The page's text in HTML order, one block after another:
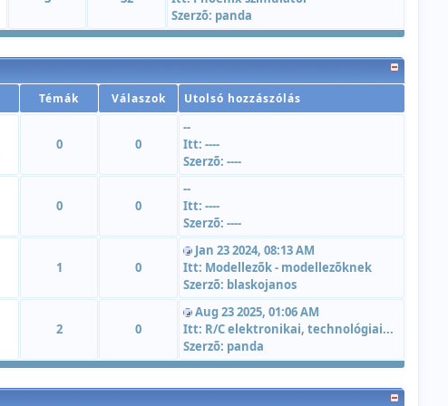
Szerzõ: panda
Témák Válaszok Utolsó hozzászólás
0 0
--
Itt: ----
Szerzõ: ----
0 0
--
Itt: ----
Szerzõ: ----
1 0
Jan 23 2024, 08:13 AM
Itt: Modellezõk - modellezõknek
Szerzõ: blaskojanos
2 0
Aug 23 2025, 01:06 AM
Itt: R/C elektronikai, technológiai...
Szerzõ: panda